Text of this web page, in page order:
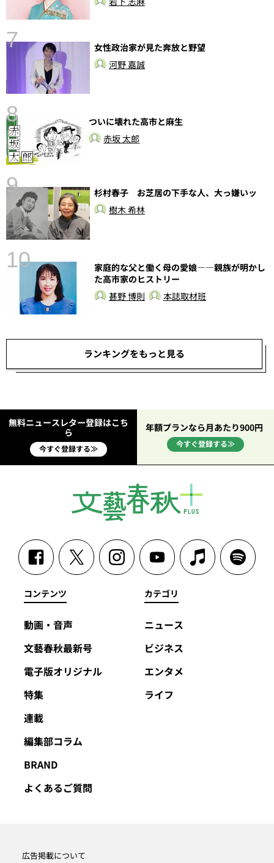
7
女性政治家が見た奔放と野望
河野 嘉誠
8
ついに壊れた高市と麻生
赤坂 太郎
9
杉村春子 お芝居の下手な人、大っ嫌いッ
樹木 希林
10
家庭的な父と働く母の愛娘――親族が明かし
た高市家のヒストリー
甚野 博則
本誌取材班
ランキングをもっと見る
無料ニュースレター登録はこち
ら
今すぐ登録する≫
年額プランなら月あたり900円
今すぐ登録する≫
コンテンツ
動画・音声
文藝春秋最新号
電子版オリジナル
特集
連載
編集部コラム
BRAND
よくあるご質問
カテゴリ
ニュース
ビジネス
エンタメ
ライフ
広告掲載について